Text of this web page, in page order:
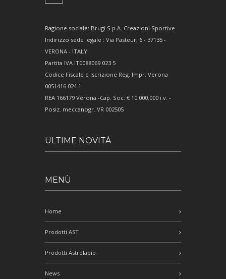
Ragione sociale: Brugi S.p.A. Creazioni Sportive
Indirizzo sede legale : Via Pasteur, 6 - 37135 -
VERONA - ITALY
Partita IVA IT0088069 023 5
Codice Fiscale e Iscrizione Reg. Impr. Verona
0051416 024 1
REA 166179 Verona -Cap. Soc. € 10.000.000 i.v. -
Posiz. meccanogr. VR 002505
ULTIME NOVITÀ
MENÙ
Home
Prodotti AST
Prodotti Astrolabio
News